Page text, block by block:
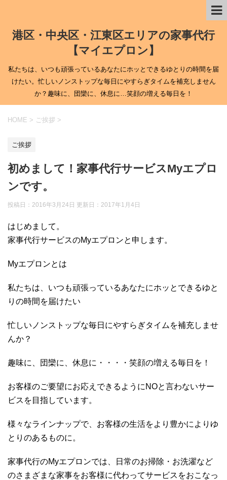
港区・中央区・江東区エリアの家事代行
【マイエプロン】
私たちは、いつも頑張っているあなたにホッとできるゆとりの時間を届
けたい。忙しいノンストップな毎日にやすらぎタイムを補充しません
か？趣味に、団欒に、休息に…笑顔の増える毎日を！
HOME > ご挨拶 >
ご挨拶
初めまして！家事代行サービスMyエプロ
ンです。
投稿日：2016年3月24日 更新日： 2017年1月4日
はじめまして。
家事代行サービスのMyエプロンと申します。
Myエプロンとは
私たちは、いつも頑張っているあなたにホッとできるゆと
りの時間を届けたい
忙しいノンストップな毎日にやすらぎタイムを補充しませ
んか？
趣味に、団欒に、休息に・・・・笑顔の増える毎日を！
お客様のご要望にお応えできるようにNOと言わないサー
ビスを目指しています。
様々なラインナップで、お客様の生活をより豊かによりゆ
とりのあるものに。
家事代行のMyエプロンでは、日常のお掃除・お洗濯など
のさまざまな家事をお客様に代わってサービスをおこなっ